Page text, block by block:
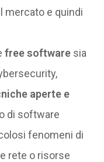
mercato e quindi
free softwaresia
aperte e
di software
fenomeni di
rete o risorse